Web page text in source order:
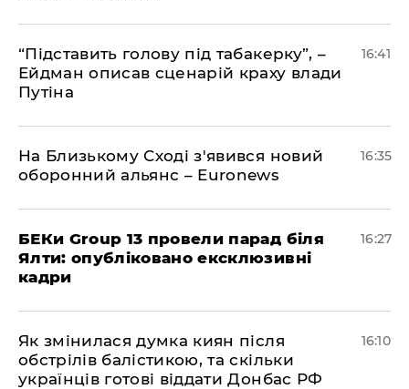
​“Підставить голову під табакерку”, –
Ейдман описав сценарій краху влади
Путіна
16:41
На Близькому Сході з'явився новий
оборонний альянс – Euronews
16:35
БЕКи Group 13 провели парад біля
Ялти: опубліковано ексклюзивні
кадри
16:27
Як змінилася думка киян після
обстрілів балістикою, та скільки
українців готові віддати Донбас РФ
16:10